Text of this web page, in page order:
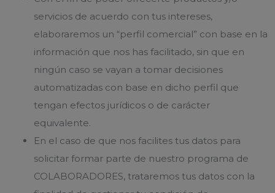
servicios de acuerdo con tus intereses,
elaboraremos un “perfil comercial” con base en la
información que nos has facilitado, sin que en
ningún caso se vayan a tomar decisiones
automatizadas con base en dicho perfil que
tengan efectos jurídicos o de carácter
equivalente.
En el caso de que nos facilites tus datos para
solicitar formar parte de nuestro programa de
COLABORADORES, trataremos tus datos con la